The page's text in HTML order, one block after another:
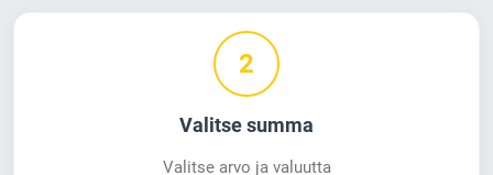
2
Valitse summa
Valitse arvo ja valuutta